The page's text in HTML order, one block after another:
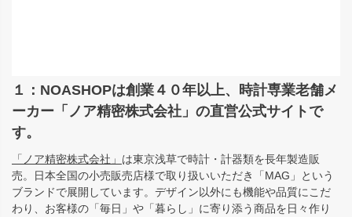
１：NOASHOPは創業４０年以上、時計専業老舗メ
ーカー「ノア精密株式会社」の直営公式サイトで
す。
「ノア精密株式会社」 は東京浅草で時計・計器類を長年製造販
売。日本全国の小売販売店様で取り扱いいただき「MAG」という
ブランドで展開しています。デザイン以外にも機能や品質にこだ
わり、お客様の「毎日」や「暮らし」に寄り添う商品を日々作り